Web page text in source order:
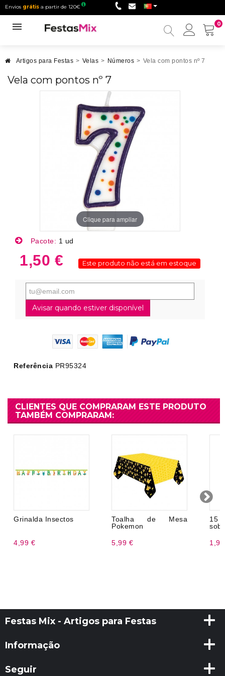
Envios grátis a partir de 120€
0
Minha
Artigos para Festas > Velas > Números > Vela com pontos nº 7
Vela com pontos nº 7
Clique para ampliar
Pacote: 1 ud
1,50 € Este produto não está em estoque
Avisar quando estiver disponível
Referência PR95324
CLIENTES QUE COMPRARAM ESTE PRODUTO
TAMBÉM COMPRARAM:
Grinalda Insectos
4,99 €
Toalha de Mesa
Pokemon
5,99 €
15
Festas Mix - Artigos para Festas
Informação
Seguir